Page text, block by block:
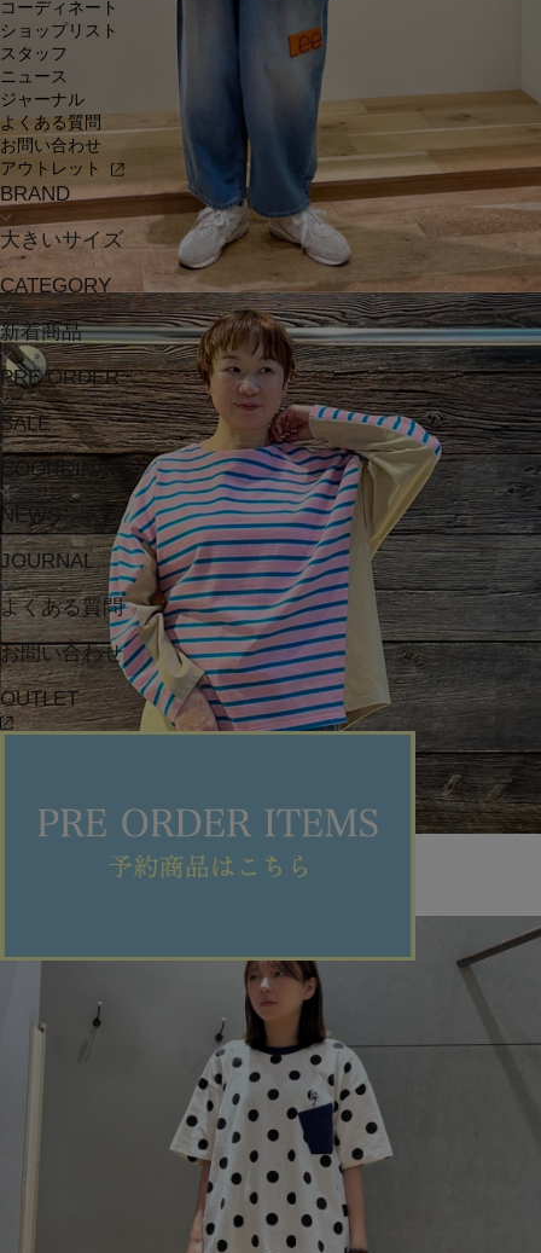
コーディネート
ショップリスト
スタッフ
ニュース
ジャーナル
よくある質問
お問い合わせ
アウトレット
BRAND
大きいサイズ
CATEGORY
新着商品
PRE ORDER
SALE
COORDINATE
NEWS
JOURNAL
よくある質問
お問い合わせ
OUTLET